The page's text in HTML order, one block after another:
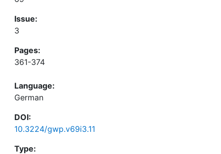
Issue:
3
Pages:
361-374
Language:
German
DOI:
10.3224/gwp.v69i3.11
Type: